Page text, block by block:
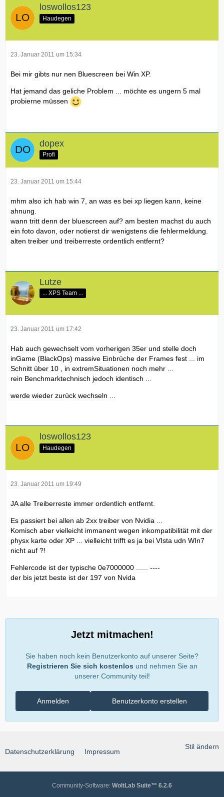
loswollos123
Haudegen
23. Januar 2011 um 15:34
Bei mir gibts nur nen Bluescreen bei Win XP.
Hat jemand das geliche Problem ... möchte es ungern 5 mal
probierne müssen
dopex
Profi
23. Januar 2011 um 15:44
mhm also ich hab win 7, an was es bei xp liegen kann, keine
ahnung.
wann tritt denn der bluescreen auf? am besten machst du auch
ein foto davon, oder notierst dir wenigstens die fehlermeldung.
alten treiber und treiberreste ordentlich entfernt?
Lutze
... XPS Team ...
23. Januar 2011 um 17:42
Hab auch gewechselt vom vorherigen 35er und stelle doch
inGame (BlackOps) massive Einbrüche der Frames fest ... im
Schnitt über 10 , in extremSituationen noch mehr ...
rein Benchmarktechnisch jedoch identisch ...
werde wieder zurück wechseln ...
loswollos123
Haudegen
23. Januar 2011 um 19:49
JA alle Treiberreste immer ordentlich entfernt.
Es passiert bei allen ab 2xx treiber von Nvidia ...
Komisch aber vielleicht immanent wegen inkompatibilität mit der
physx karte oder XP ... vielleicht trifft es ja bei VIsta udn WIn7
nicht auf ?!
Fehlercode ist der typische 0e7000000 ...... ----
der bis jetzt beste ist der 197 von Nvida
Jetzt mitmachen!
Sie haben noch kein Benutzerkonto auf unserer Seite?
Registrieren Sie sich kostenlos und nehmen Sie an
unserer Community teil!
Benutzerkonto erstellen
Anmelden
Stil ändern
Datenschutzerklärung Impressum
Community-Software: WoltLab Suite™ 6.2.6